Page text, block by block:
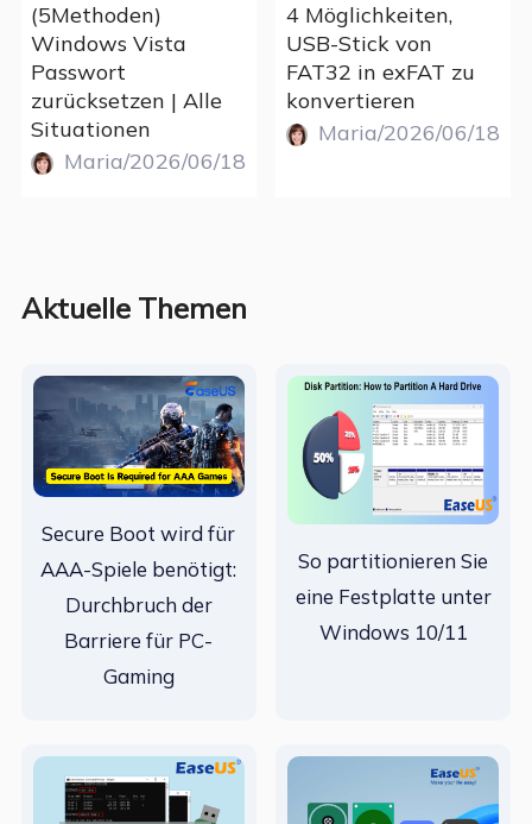
(5Methoden)
Windows Vista
Passwort
zurücksetzen | Alle
Situationen
Maria/2026/06/18
4 Möglichkeiten,
USB-Stick von
FAT32 in exFAT zu
konvertieren
Maria/2026/06/18
Aktuelle Themen
Secure Boot wird für
AAA-Spiele benötigt:
Durchbruch der
Barriere für PC-
Gaming
So partitionieren Sie
eine Festplatte unter
Windows 10/11